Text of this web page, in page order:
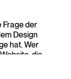
Frage der
Design
hat. Wer
die